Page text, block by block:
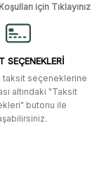
için Tıklayınız
SEÇENEKLERİ
taksit seçeneklerine
altındaki "Taksit
butonu ile